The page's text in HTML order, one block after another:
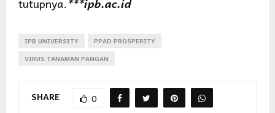
IPB UNIVERSITY
PPAD PROSPERITY
VIRUS TANAMAN PANGAN
SHARE 0